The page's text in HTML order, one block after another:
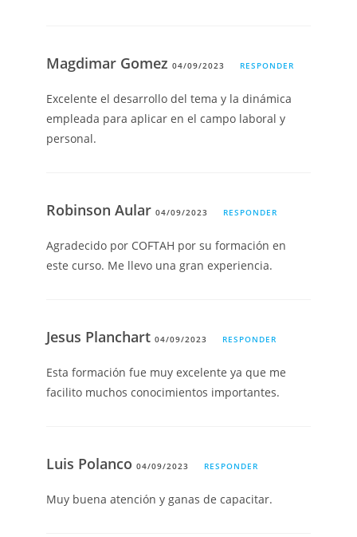
Magdimar Gomez04/09/2023 RESPONDER
Excelente el desarrollo del tema y la dinámica
empleada para aplicar en el campo laboral y
personal.
Robinson Aular04/09/2023 RESPONDER
Agradecido por COFTAH por su formación en
este curso. Me llevo una gran experiencia.
Jesus Planchart04/09/2023 RESPONDER
Esta formación fue muy excelente ya que me
facilito muchos conocimientos importantes.
Luis Polanco04/09/2023 RESPONDER
Muy buena atención y ganas de capacitar.